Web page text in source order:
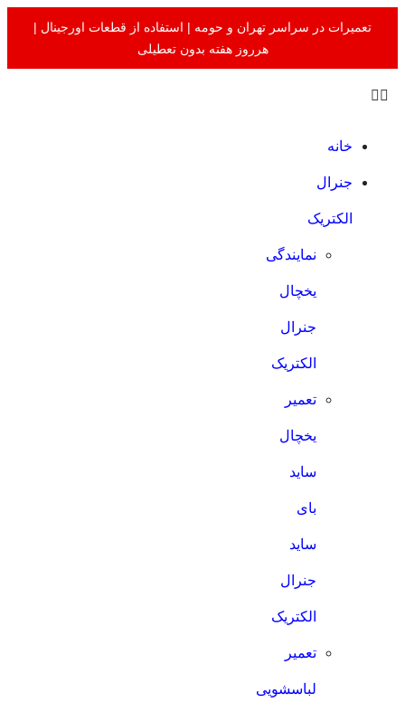
تعميرات در سراسر تهران و حومه | استفاده از قطعات اورجينال |
هرروز هفته بدون تعطيلى
خانه
جنرال
الکتریک
نمایندگی
یخچال
جنرال
الکتریک
تعمیر
یخچال
ساید
بای
ساید
جنرال
الکتریک
تعمیر
لباسشویی